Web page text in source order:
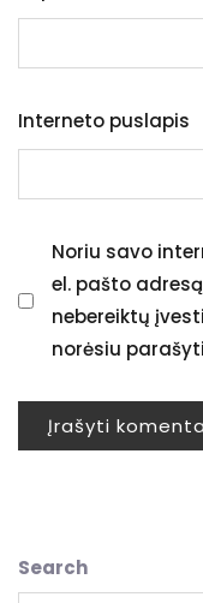
Interneto puslapis
Noriu savo
el. pašto
nebereiktų
norėsiu
Search